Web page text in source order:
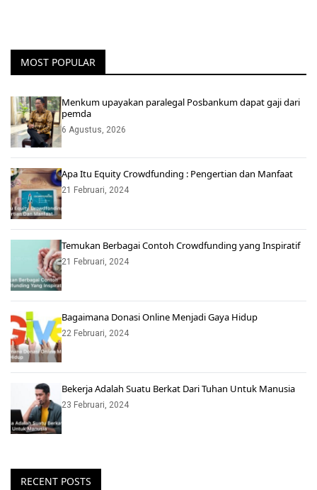
MOST POPULAR
Menkum upayakan paralegal Posbankum dapat gaji dari
pemda
6 Agustus, 2026
Apa Itu Equity Crowdfunding : Pengertian dan Manfaat
21 Februari, 2024
Temukan Berbagai Contoh Crowdfunding yang Inspiratif
21 Februari, 2024
Bagaimana Donasi Online Menjadi Gaya Hidup
22 Februari, 2024
Bekerja Adalah Suatu Berkat Dari Tuhan Untuk Manusia
23 Februari, 2024
RECENT POSTS